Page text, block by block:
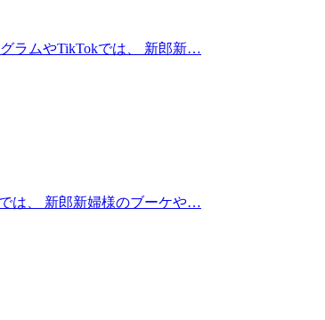
ラムやTikTokでは、 新郎新…
は、 新郎新婦様のブーケや…